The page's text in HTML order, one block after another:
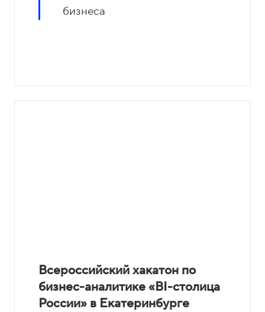
бизнеса
Всероссийский хакатон по
бизнес-аналитике «BI-столица
России» в Екатеринбурге